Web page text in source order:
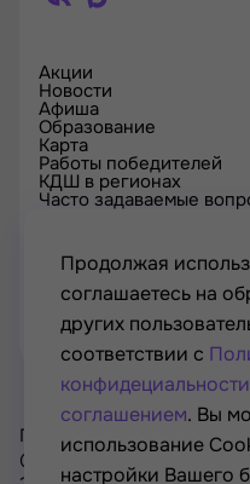
Акции
Новости
Афиша
Образование
Карта
Работы победителей
КДШ в регионах
Часто задаваемые
Проверка сертификата
Контакты
Проект Минкультуры
© РОСКУЛЬТПРОЕКТ,
Продолжая
соглашаетесь на
других
соответствии с
конфидециальности
соглашением. Вы
использование
настройки Вашего